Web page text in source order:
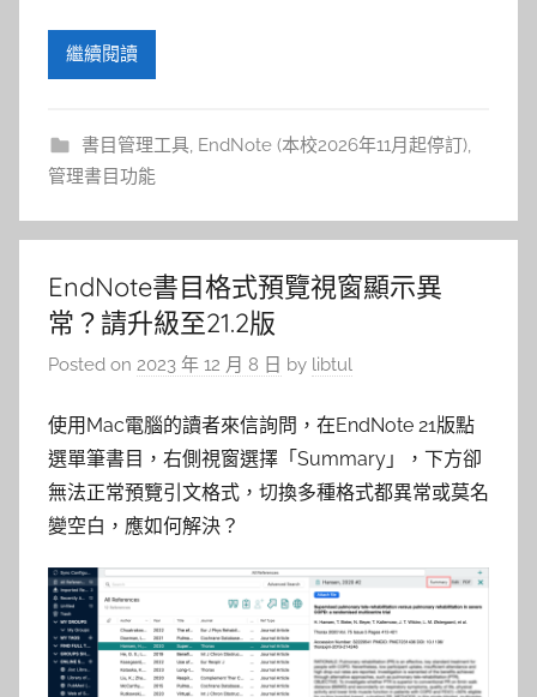
繼續閱讀
書目管理工具, EndNote (本校2026年11月起停訂),
管理書目功能
EndNote書目格式預覽視窗顯示異
常？請升級至21.2版
Posted on 2023 年 12 月 8 日 by libtul
使用Mac電腦的讀者來信詢問，在EndNote 21版點
選單筆書目，右側視窗選擇「Summary」，下方卻
無法正常預覽引文格式，切換多種格式都異常或莫名
變空白，應如何解決？